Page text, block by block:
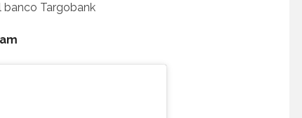
banco Targobank